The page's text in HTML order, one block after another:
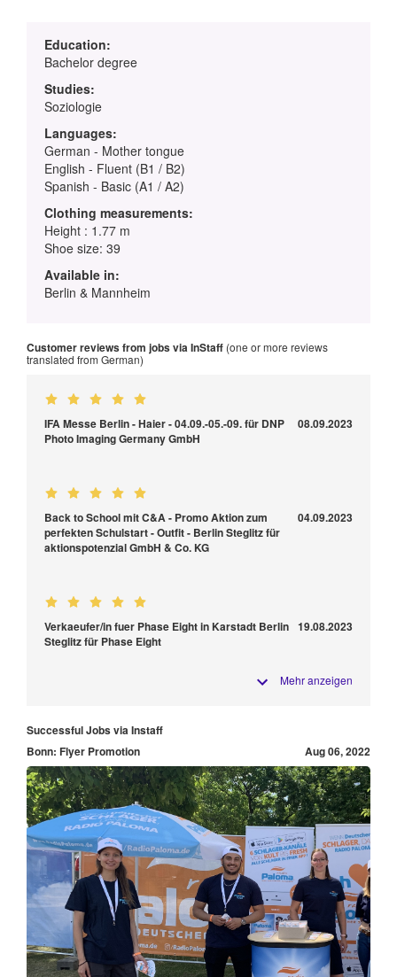
Education:
Bachelor degree
Studies:
Soziologie
Languages:
German - Mother tongue
English - Fluent (B1 / B2)
Spanish - Basic (A1 / A2)
Clothing measurements:
Height : 1.77 m
Shoe size: 39
Available in:
Berlin & Mannheim
Customer reviews from jobs via InStaff (one or more reviews
translated from German)
IFA Messe Berlin - Haier - 04.09.-05.-09. für DNP
Photo Imaging Germany GmbH
08.09.2023
Back to School mit C&A - Promo Aktion zum
perfekten Schulstart - Outfit - Berlin Steglitz für
aktionspotenzial GmbH & Co. KG
04.09.2023
Verkaeufer/in fuer Phase Eight in Karstadt Berlin
Steglitz für Phase Eight
19.08.2023
Mehr anzeigen
Successful Jobs via Instaff
Bonn: Flyer Promotion
Aug 06, 2022